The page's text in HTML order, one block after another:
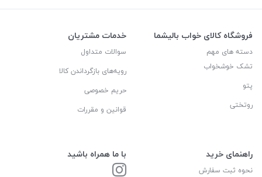
فروشگاه کالای خواب بالیشما
دسته های مهم
تشک خوشخواب
پتو
روتختی
خدمات مشتریان
سوالات متداول
رویه‌های بازگرداندن کالا
حریم خصوصی
قوانین و مقررات
راهنمای خرید
نحوه ثبت سفارش
با ما همراه باشید